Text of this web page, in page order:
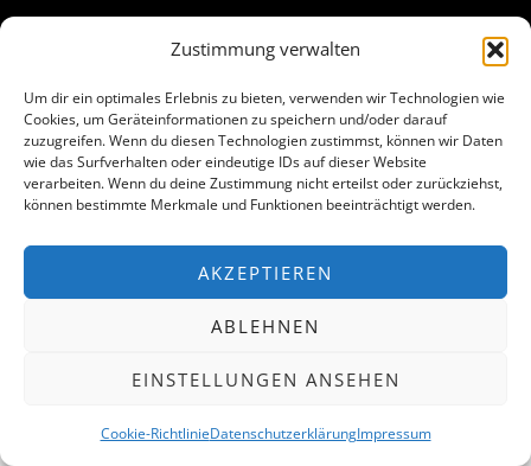
Zustimmung verwalten
Um dir ein optimales Erlebnis zu bieten, verwenden wir Technologien wie
Cookies, um Geräteinformationen zu speichern und/oder darauf
zuzugreifen. Wenn du diesen Technologien zustimmst, können wir Daten
wie das Surfverhalten oder eindeutige IDs auf dieser Website
verarbeiten. Wenn du deine Zustimmung nicht erteilst oder zurückziehst,
können bestimmte Merkmale und Funktionen beeinträchtigt werden.
AKZEPTIEREN
ABLEHNEN
EINSTELLUNGEN ANSEHEN
Cookie-RichtlinieDatenschutzerklärungImpressum